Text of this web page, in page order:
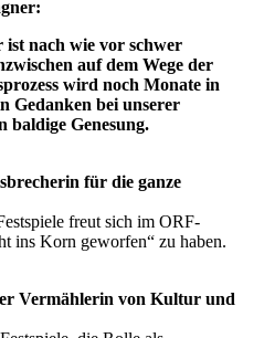
nach wie vor schwer
auf dem Wege der
wird noch Monate in
Gedanken bei unserer
baldige Genesung.
für die ganze
freut sich im ORF-
ins Korn geworfen“ zu haben.
Vermählerin von Kultur und